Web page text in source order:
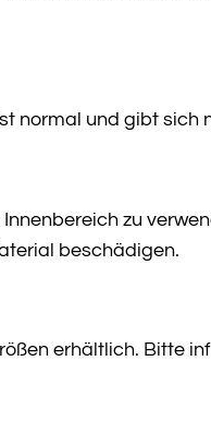
normal und gibt
zu
beschädigen.
erhältlich. Bitte